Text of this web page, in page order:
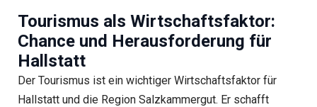
Tourismus als Wirtschaftsfaktor:
Chance und Herausforderung für
Hallstatt
Der Tourismus ist ein wichtiger Wirtschaftsfaktor für
Hallstatt und die Region Salzkammergut. Er schafft